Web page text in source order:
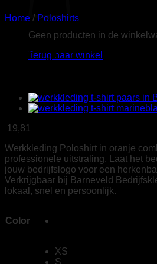
Geen producten in de
Terug naar winkel
Home / Poloshirts
Tricorp 201005
19,81
Werkkleding Poloshirt in oranje
professionele uitstraling. Laat het
jouw bedrijfslogo voor een
Verkrijgbaar bij Barneveld
lokaal, snel en persoonlijk.
Color
XS
S